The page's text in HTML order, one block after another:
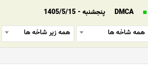
DMCA
پنجشنبه - 1405/5/15
همه شاخه ها همه زیر شاخه ها